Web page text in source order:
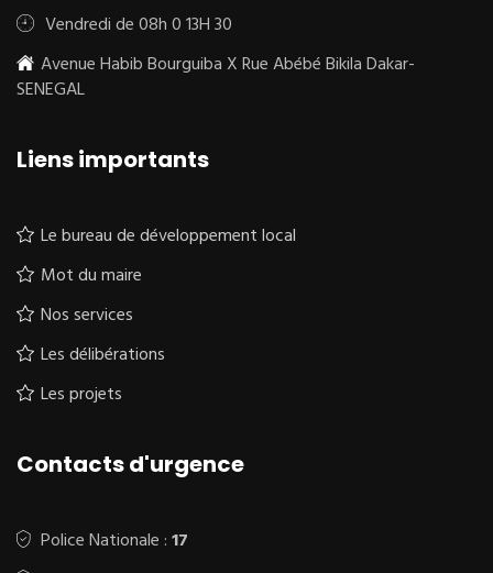
Vendredi de 08h 0 13H 30
Avenue Habib Bourguiba X Rue Abébé Bikila Dakar-
SENEGAL
Liens importants
Le bureau de développement local
Mot du maire
Nos services
Les délibérations
Les projets
Contacts d'urgence
Police Nationale :17